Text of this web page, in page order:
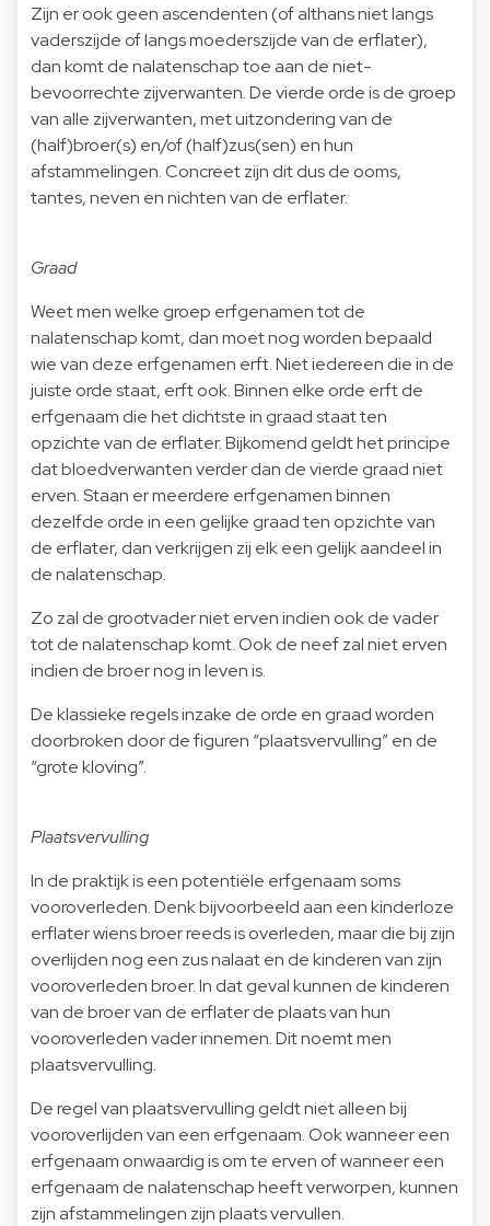
Zijn er ook geen ascendenten (of althans niet langs
vaderszijde of langs moederszijde van de erflater),
dan komt de nalatenschap toe aan de niet-
bevoorrechte zijverwanten. De vierde orde is de groep
van alle zijverwanten, met uitzondering van de
(half)broer(s) en/of (half)zus(sen) en hun
afstammelingen. Concreet zijn dit dus de ooms,
tantes, neven en nichten van de erflater.
Graad
Weet men welke groep erfgenamen tot de
nalatenschap komt, dan moet nog worden bepaald
wie van deze erfgenamen erft. Niet iedereen die in de
juiste orde staat, erft ook. Binnen elke orde erft de
erfgenaam die het dichtste in graad staat ten
opzichte van de erflater. Bijkomend geldt het principe
dat bloedverwanten verder dan de vierde graad niet
erven. Staan er meerdere erfgenamen binnen
dezelfde orde in een gelijke graad ten opzichte van
de erflater, dan verkrijgen zij elk een gelijk aandeel in
de nalatenschap.
Zo zal de grootvader niet erven indien ook de vader
tot de nalatenschap komt. Ook de neef zal niet erven
indien de broer nog in leven is.
De klassieke regels inzake de orde en graad worden
doorbroken door de figuren “plaatsvervulling” en de
“grote kloving”.
Plaatsvervulling
In de praktijk is een potentiële erfgenaam soms
vooroverleden. Denk bijvoorbeeld aan een kinderloze
erflater wiens broer reeds is overleden, maar die bij zijn
overlijden nog een zus nalaat en de kinderen van zijn
vooroverleden broer. In dat geval kunnen de kinderen
van de broer van de erflater de plaats van hun
vooroverleden vader innemen. Dit noemt men
plaatsvervulling.
De regel van plaatsvervulling geldt niet alleen bij
vooroverlijden van een erfgenaam. Ook wanneer een
erfgenaam onwaardig is om te erven of wanneer een
erfgenaam de nalatenschap heeft verworpen, kunnen
zijn afstammelingen zijn plaats vervullen.